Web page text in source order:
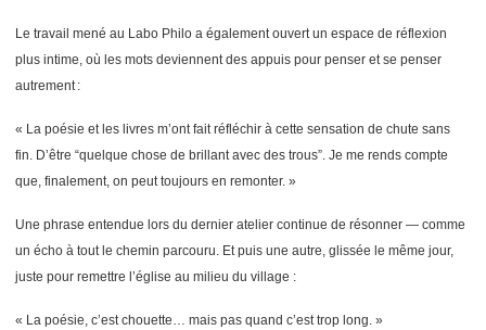
Le travail mené au Labo Philo a également ouvert un espace de réflexion
plus intime, où les mots deviennent des appuis pour penser et se penser
autrement :
« La poésie et les livres m’ont fait réfléchir à cette sensation de chute sans
fin. D’être “quelque chose de brillant avec des trous”. Je me rends compte
que, finalement, on peut toujours en remonter. »
Une phrase entendue lors du dernier atelier continue de résonner — comme
un écho à tout le chemin parcouru. Et puis une autre, glissée le même jour,
juste pour remettre l’église au milieu du village :
« La poésie, c’est chouette… mais pas quand c’est trop long. »